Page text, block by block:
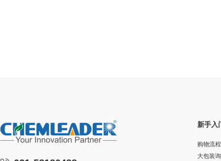
新手入
购物流程
大包装